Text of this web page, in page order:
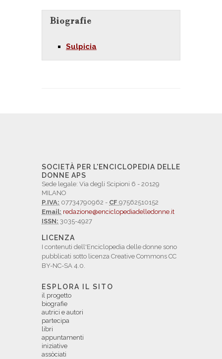
Biografie
Sulpicia
SOCIETÀ PER L'ENCICLOPEDIA DELLE
DONNE APS
Sede legale: Via degli Scipioni 6 - 20129
MILANO
P.IVA: 07734790962 - CF 97562510152
Email: redazione@enciclopediadelledonne.it
ISSN: 3035-4927
LICENZA
I contenuti dell'Enciclopedia delle donne sono
pubblicati sotto licenza Creative Commons CC
BY-NC-SA 4.0.
ESPLORA IL SITO
il progetto
biografie
autrici e autori
partecipa
libri
appuntamenti
iniziative
assòciati